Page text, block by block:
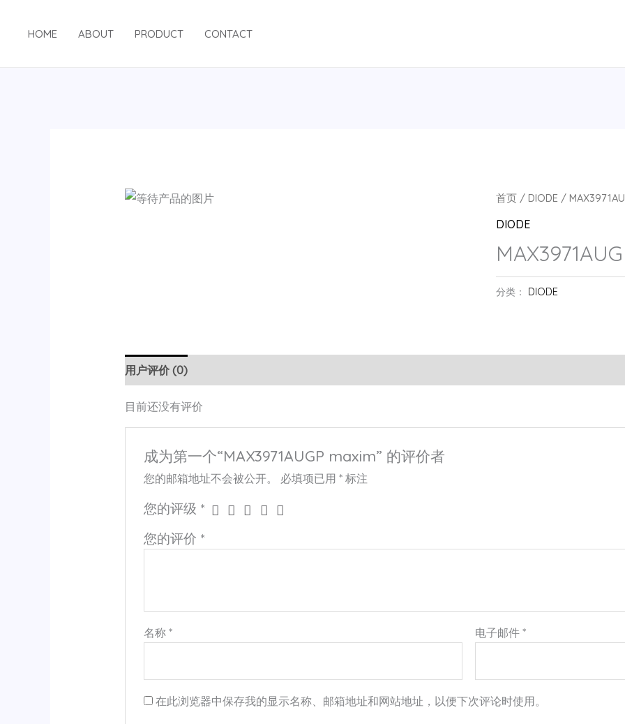
HOME ABOUT PRODUCT CONTACT
首页 /DIODE /
DIODE
分类： DIODE
用户评价 (0)
目前还没有评价
成为第一个“MAX3971AUGP maxim” 的评价者
您的邮箱地址不会被公开。 必填项已用* 标注
您的评级 *
您的评价 *
名称* 电子邮件*
在此浏览器中保存我的显示名称、邮箱地址和网站地址，以便下次评论时使用。